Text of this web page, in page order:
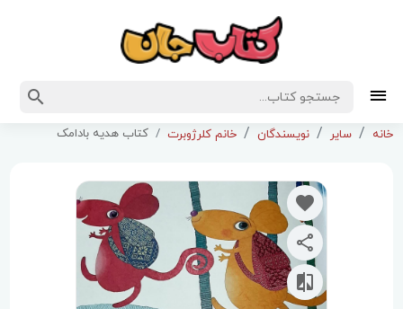
خانه سایر نویسندگان خانم کلرژوبرت کتاب هدیه بادامک